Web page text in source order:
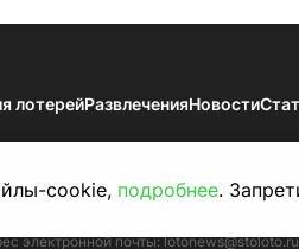
cookie, подробнее.
лотерейРазвлеченияНовости
массовой информации —
службе по надзору в сфере
Волгоградский проспект, д. 43,
электронной почты: